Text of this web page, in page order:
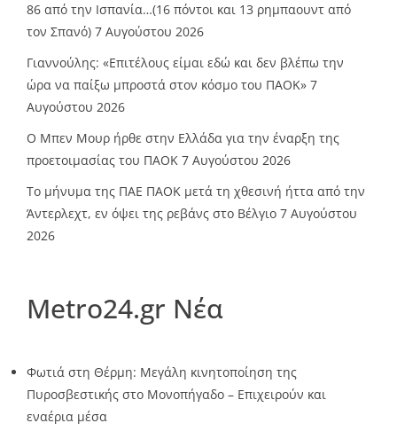
86 από την Ισπανία…(16 πόντοι και 13 ρημπαουντ από
τον Σπανό) 7 Αυγούστου 2026
Γιαννούλης: «Επιτέλους είμαι εδώ και δεν βλέπω την
ώρα να παίξω μπροστά στον κόσμο του ΠΑΟΚ» 7
Αυγούστου 2026
O Mπεν Μουρ ήρθε στην Ελλάδα για την έναρξη της
προετοιμασίας του ΠΑΟΚ 7 Αυγούστου 2026
Το μήνυμα της ΠΑΕ ΠΑΟΚ μετά τη χθεσινή ήττα από την
Άντερλεχτ, εν όψει της ρεβάνς στο Βέλγιο 7 Αυγούστου
2026
Metro24.gr Νέα
Φωτιά στη Θέρμη: Μεγάλη κινητοποίηση της
Πυροσβεστικής στο Μονοπήγαδο – Επιχειρούν και
εναέρια μέσα